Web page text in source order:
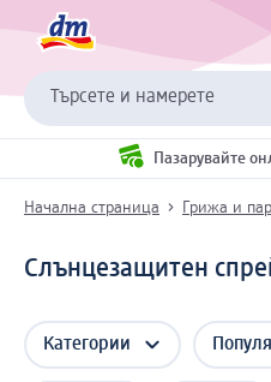
Търсете и намерете
Пазарувайте
Начална страница Грижа и
Слънцезащитен
Категории